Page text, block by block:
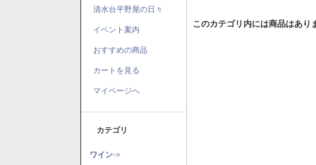
清水台平野屋の日々
イベント案内
おすすめの商品
カートを見る
マイページへ
カテゴリ
ワイン->
このカテゴリ内には商品はあり